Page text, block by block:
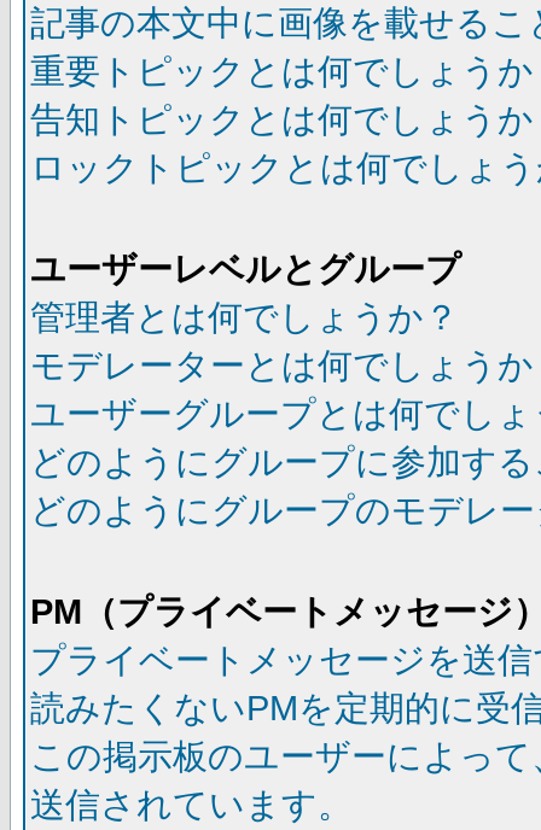
記事の本文中に画像を載せる
重要トピックとは何でしょうか
告知トピックとは何でしょうか
ロックトピックとは何でしょ
ユーザーレベルとグループ
管理者とは何でしょうか？
モデレーターとは何でしょうか
ユーザーグループとは何でし
どのようにグループに参加す
どのようにグループのモデレ
PM（プライベートメッセージ
プライベートメッセージを送
読みたくないPMを定期的に受
この掲示板のユーザーによっ
送信されています。